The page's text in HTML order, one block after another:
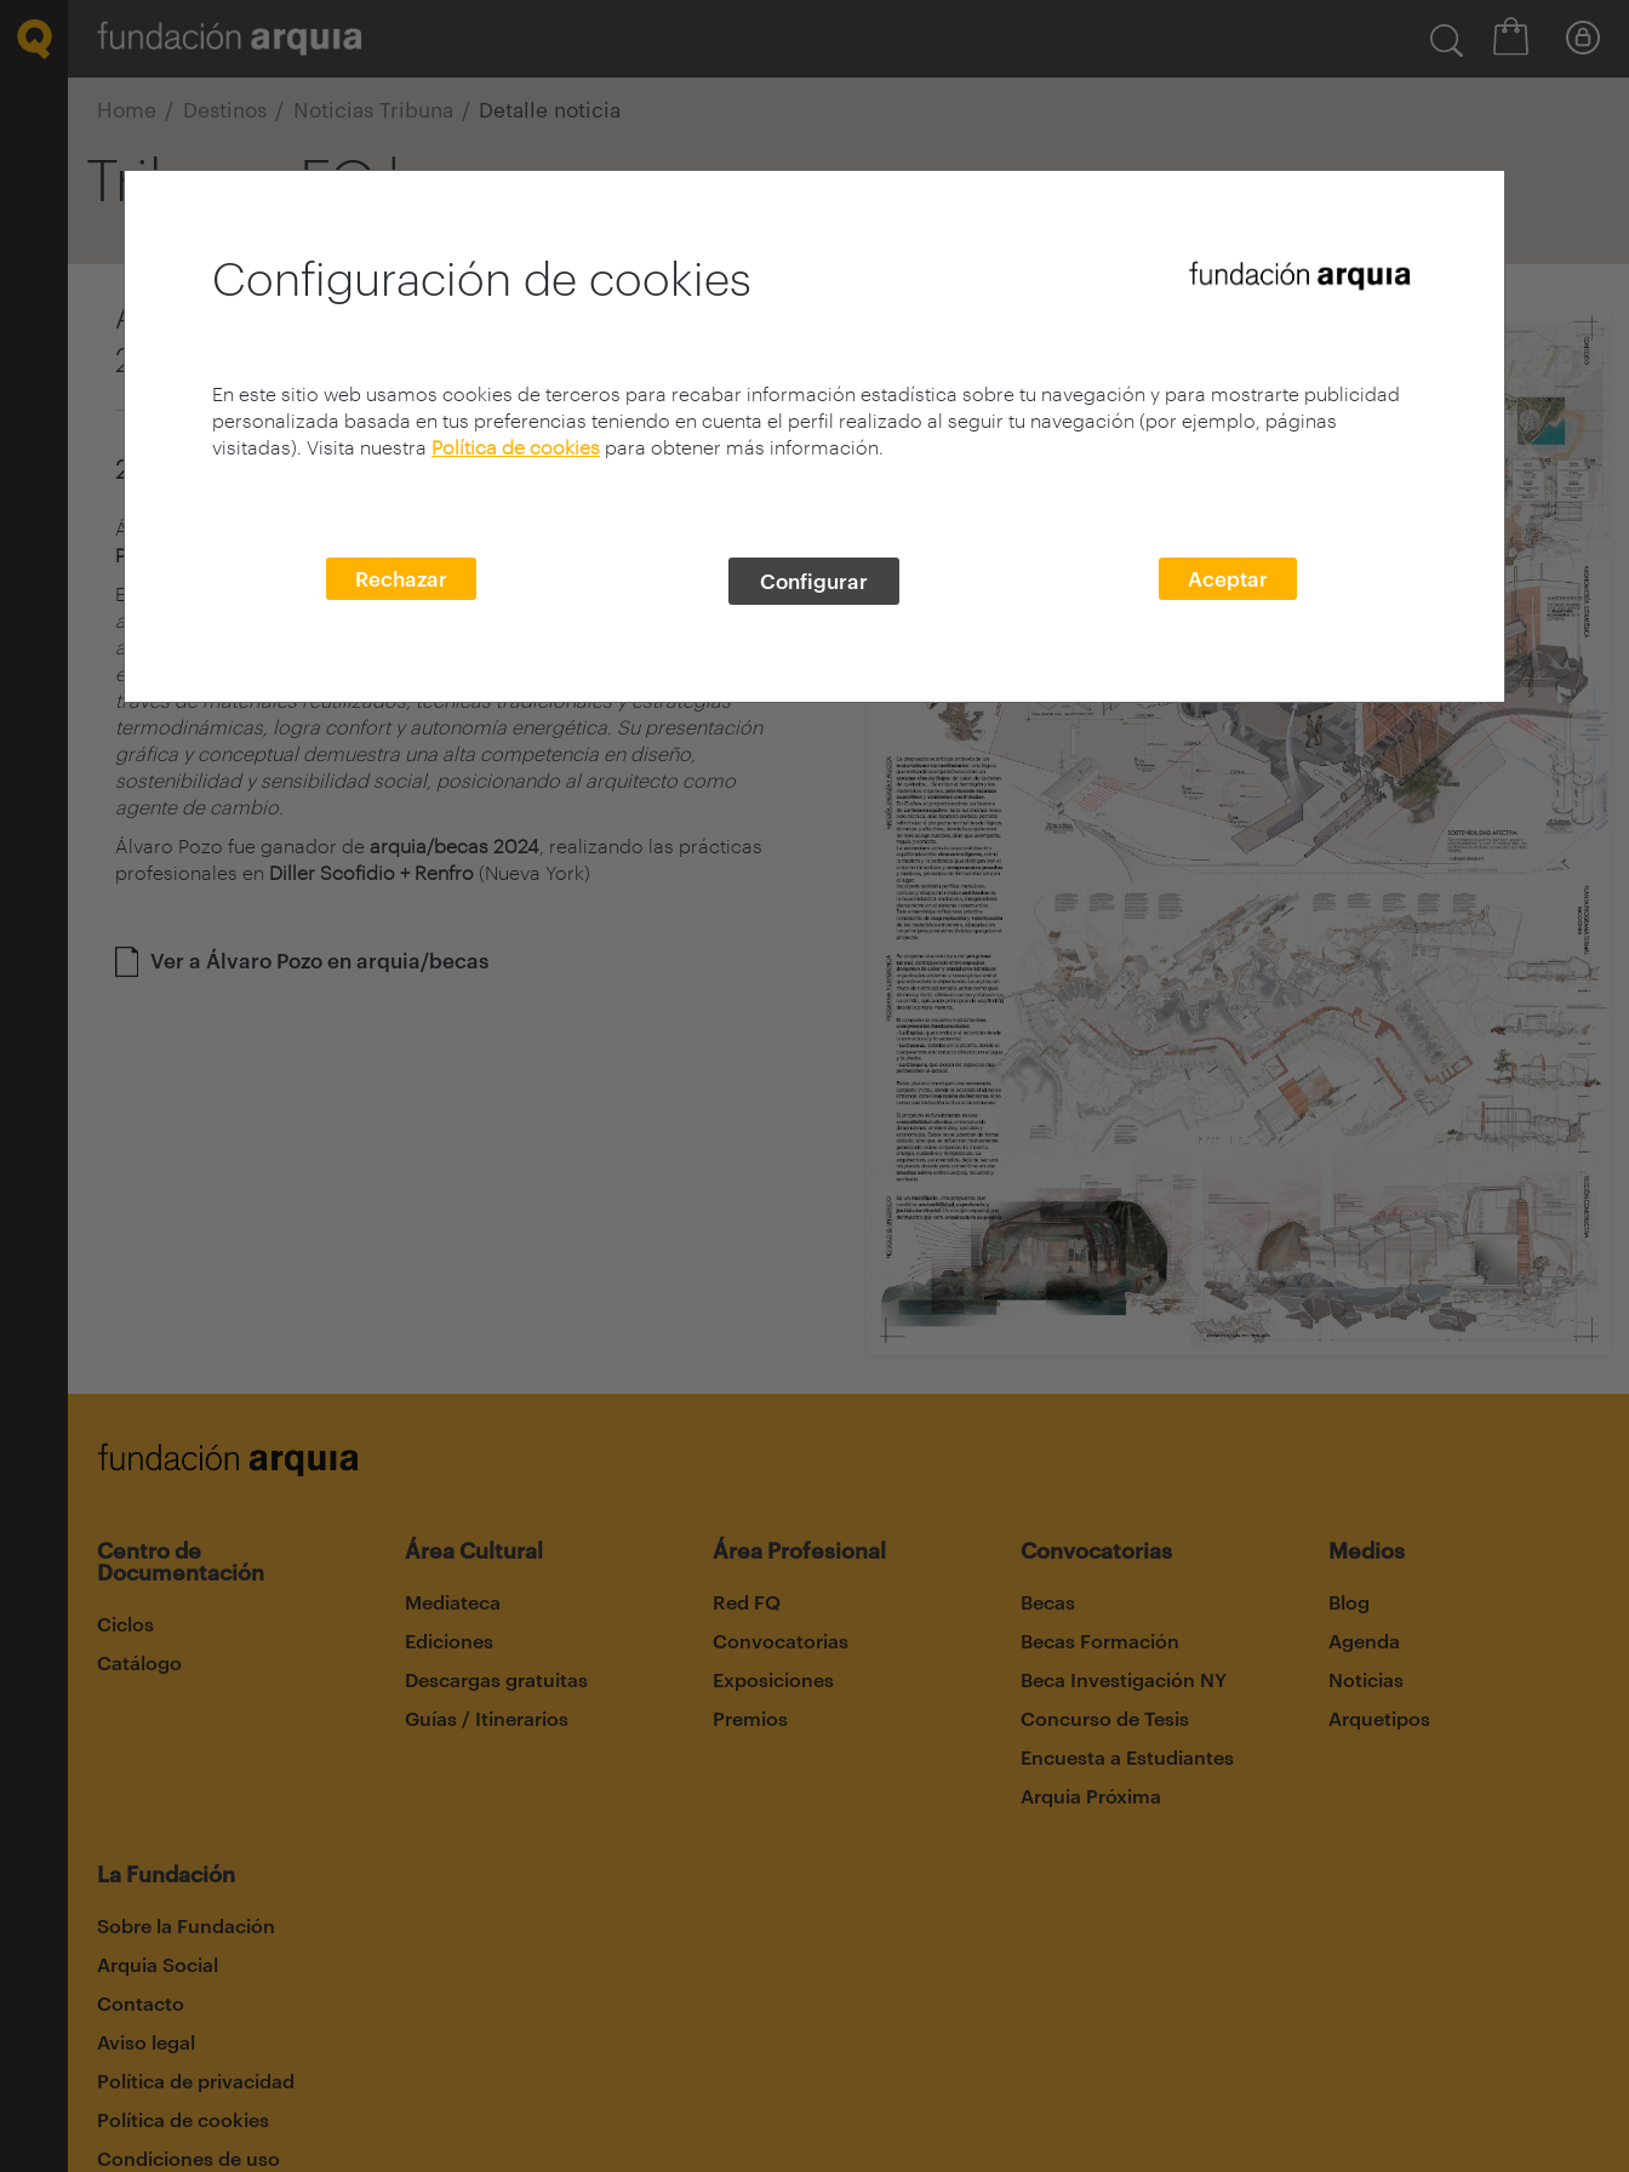
Configuración de cookies
En este sitio web usamos cookies de terceros para recabar información estadística sobre tu navegación y para mostrarte publicidad
personalizada basada en tus preferencias teniendo en cuenta el perfil realizado al seguir tu navegación (por ejemplo, páginas
visitadas). Visita nuestra Política de cookies para obtener más información.
Rechazar Configurar Aceptar
Home Destinos Noticias Tribuna Detalle noticia
Tribuna FQ|
Álvaro Pozo, Primer Premio PFC/TFM COAM
2025
24 octubre 2025
Álvaro Pozo Pérez, de la Universidad CEU San Pablo, ha ganado el
Premio PFC/TFM COAM 2025
El jurado ha señalado:
El proyecto aborda el colapso ecológico desde una
arquitectura reparadora, integrando los ODS
ambiental y económico. Destaca por su balance de carbono negativo,
economía circular, regeneración paisajística y fomento del empleo local. A
través de materialesreutilizados, técnicas tradicionales y estrategias
termodinámicas, logra confort y autonomía energética. Su presentación
gráfica y conceptual demuestra una alta competencia en diseño,
sostenibilidad y sensibilidad social, posicionando al arquitecto como
agente de cambio.
Álvaro Pozo fue ganador de arquia/becas 2024 , realizando las prácticas
profesionales en Diller Scofidio + Renfro (Nueva York)
Ver a Álvaro Pozo en arquia/becas
Centro de
Documentación
Ciclos
Catálogo
Área Cultural
Mediateca
Ediciones
Descargas gratuitas
Guías / Itinerarios
Área Profesional
Red FQ
Convocatorias
Exposiciones
Premios
Convocatorias
Becas
Becas Formación
Beca Investigación NY
Concurso de Tesis
Encuesta a Estudiantes
Arquia Próxima
Medios
Blog
Agenda
Noticias
Arquetipos
La Fundación
Sobre la Fundación
Arquia Social
Contacto
Aviso legal
Política de privacidad
Política de cookies
Condiciones de uso